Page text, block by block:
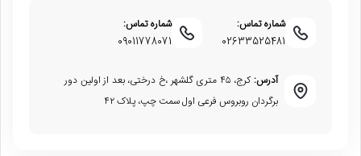
شماره تماس:
02633525481
شماره تماس:
09011778071
آدرس:
کرج، ۴۵ متری گلشهر ،خ درختی، بعد از اولین دور
برگردان روبروس فرعی اول سمت چپ، پلاک ۴۲